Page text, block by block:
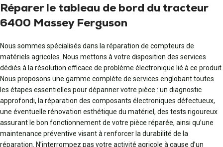
Réparer le tableau de bord du tracteur
6400 Massey Ferguson
Nous sommes spécialisés dans la réparation de compteurs de
matériels agricoles. Nous mettons à votre disposition des services
dédiés à la résolution efficace de problème électronique lié à ce produit.
Nous proposons une gamme complète de services englobant toutes
les étapes essentielles pour dépanner votre pièce : un diagnostic
approfondi, la réparation des composants électroniques défectueux,
une éventuelle rénovation esthétique du matériel, des tests rigoureux
assurant le bon fonctionnement de votre pièce réparée, ainsi qu’une
maintenance préventive visant à renforcer la durabilité de la
réparation. N’interrompez pas votre activité agricole à cause d’un